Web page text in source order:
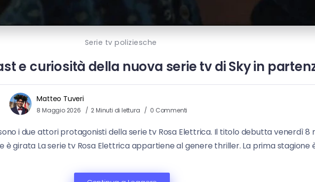
Serie tv poliziesche
e curiosità della nuova serie tv di Sky in
Matteo Tuveri
8 Maggio 2026 2 Minuti di lettura 0 Commenti
i due attori protagonisti della serie tv Rosa Elettrica. Il titolo debutta venerdì 8
è girata La serie tv Rosa Elettrica appartiene al genere thriller. La prima